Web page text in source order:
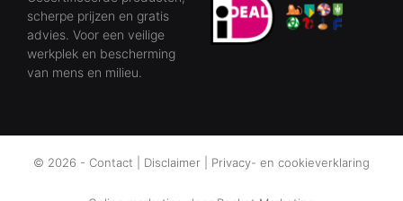
scherpe prijzen en gratis
advies. Voor een veilige
werkplek en bescherming
van mens en milieu.
© 2026 - Contact Disclaimer Privacy- en cookieverklaring